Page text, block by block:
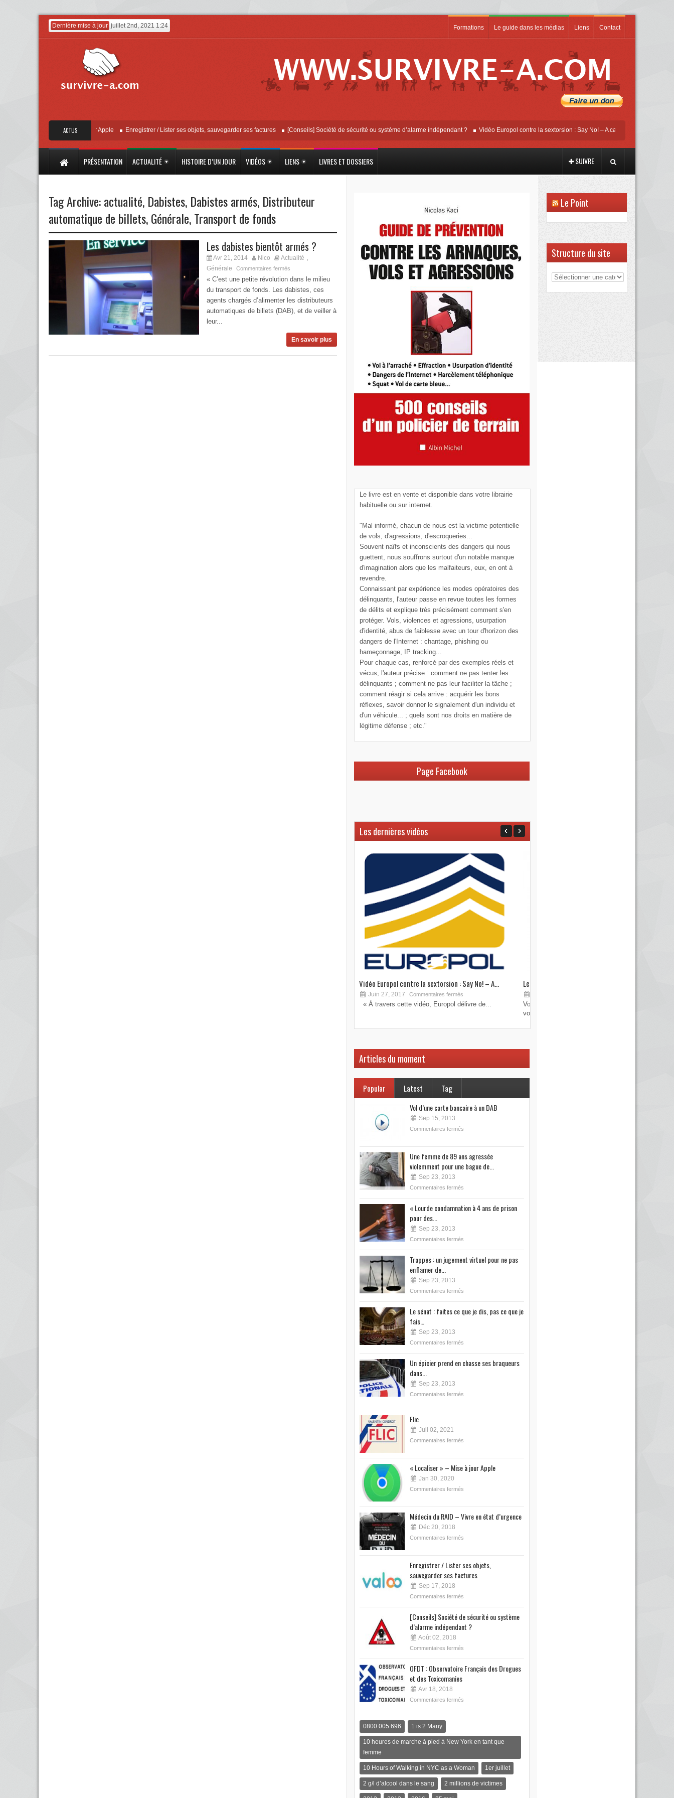
Dernière mise à jour juillet 2nd, 2021 1:24 Formations Le guide dans les médias Liens Contact
ACTUS
« Localiser » – Mise à jour Apple Enregistrer / Lister ses objets, sauvegarder ses factures [Conseils] Société de sécurité ou système d’alarme indépendant ? Vidéo Europol contre la sextorsion : Say No! – A campaign against online
PRÉSENTATION ACTUALITÉ HISTOIRE D’UN JOUR VIDÉOS LIENS LIVRES ET DOSSIERS SUIVRE
Tag Archive:actualité, Dabistes, Dabistes armés, Distributeur
automatique de billets,Générale,Transport de fonds
Les dabistes bientôt armés ?
Avr 21, 2014 Nico Actualité
Générale Commentaires fermés
« C’est une petite révolution dans le milieu
du transport de fonds. Les dabistes, ces
agents chargés d’alimenter les distributeurs
automatiques de billets (DAB), et de veiller à
leur...
En savoir plus
Le livre est en vente et disponible dans votre librairie
habituelle ou sur internet.
"Mal informé, chacun de nous est la victime potentielle
de vols, d'agressions, d'escroqueries...
Souvent naïfs et inconscients des dangers qui nous
guettent, nous souffrons surtout d'un notable manque
d'imagination alors que les malfaiteurs, eux, en ont à
revendre.
Connaissant par expérience les modes opératoires des
délinquants, l'auteur passe en revue toutes les formes
de délits et explique très précisément comment s'en
protéger. Vols, violences et agressions, usurpation
d'identité, abus de faiblesse avec un tour d'horizon des
dangers de l'Internet : chantage, phishing ou
hameçonnage, IP tracking...
Pour chaque cas, renforcé par des exemples réels et
vécus, l'auteur précise : comment ne pas tenter les
délinquants ; comment ne pas leur faciliter la tâche ;
comment réagir si cela arrive : acquérir les bons
réflexes, savoir donner le signalement d'un individu et
d'un véhicule... ; quels sont nos droits en matière de
légitime défense ; etc."
Page Facebook
Les dernières vidéos
Vidéo Europol contre la sextorsion : Say No! – A...
Juin 27, 2017 Commentaires fermés
« À travers cette vidéo, Europol délivre de...
Les brouilleurs de clefs de véhicule
Vous pensez avoir verrouillé votre véhicule avec
votre...
Articles du moment
Popular Latest Tag
Vol d’une carte bancaire à un DAB
Sep 15, 2013
Commentaires fermés
Une femme de 89 ans agressée
violemment pour une bague de...
Sep 23, 2013
Commentaires fermés
« Lourde condamnation à 4 ans de prison
pour des...
Sep 23, 2013
Commentaires fermés
Trappes : un jugement virtuel pour ne pas
enflamer de...
Sep 23, 2013
Commentaires fermés
Le sénat : faites ce que je dis, pas ce que je
fais…
Sep 23, 2013
Commentaires fermés
Un épicier prend en chasse ses braqueurs
dans...
Sep 23, 2013
Commentaires fermés
Flic
Juil 02, 2021
Commentaires fermés
« Localiser » – Mise à jour Apple
Jan 30, 2020
Commentaires fermés
Médecin du RAID – Vivre en état d’urgence
Déc 20, 2018
Commentaires fermés
Enregistrer / Lister ses objets,
sauvegarder ses factures
Sep 17, 2018
Commentaires fermés
[Conseils] Société de sécurité ou système
d’alarme indépendant ?
Août 02, 2018
Commentaires fermés
OFDT : Observatoire Français des Drogues
et des Toxicomanies
Avr 18, 2018
Commentaires fermés
0800 005 696 1 is 2 Many
10 heures de marche à pied à New York en tant que
femme
10 Hours of Walking in NYC as a Woman 1er juillet
2 g/l d’alcool dans le sang 2 millions de victimes
Le Point
Structure du site